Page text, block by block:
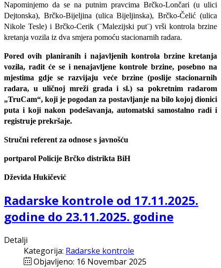
Napominjemo da se na putnim pravcima Brčko-Lončari (u ulici
Dejtonska), Brčko-Bijeljina (ulica Bijeljinska), Brčko-Čelić (ulica
Nikole Tesle) i Brčko-Cerik (¨Malezijski put¨) vrši kontrola brzine
kretanja vozila iz dva smjera pomoću stacionarnih radara.
Pored ovih planiranih i najavljenih kontrola brzine kretanja
vozila, radit će se i nenajavljene kontrole brzine, posebno na
mjestima gdje se razvijaju veće brzine (poslije stacionarnih
radara, u uličnoj mreži grada i sl.) sa pokretnim radarom
„TruCam“, koji je pogodan za postavljanje na bilo kojoj dionici
puta i koji nakon podešavanja, automatski samostalno radi i
registruje prekršaje.
Stručni referent za odnose s javnošću
portparol Policije Brčko distrikta BiH
Dževida Hukičević
Radarske kontrole od 17.11.2025.
godine do 23.11.2025. godine
Detalji
Kategorija: Radarske kontrole
Objavljeno: 16 Novembar 2025